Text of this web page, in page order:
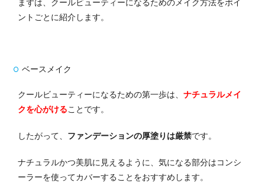
まずは、クールビューティーになるためのメイク方法をポイ
ントごとに紹介します。
ベースメイク
クールビューティーになるための第一歩は、 ナチュラルメイ
クを心がけることです。
したがって、 ファンデーションの厚塗りは厳禁です。
ナチュラルかつ美肌に見えるように、気になる部分はコンシ
ーラーを使ってカバーすることをおすすめします。